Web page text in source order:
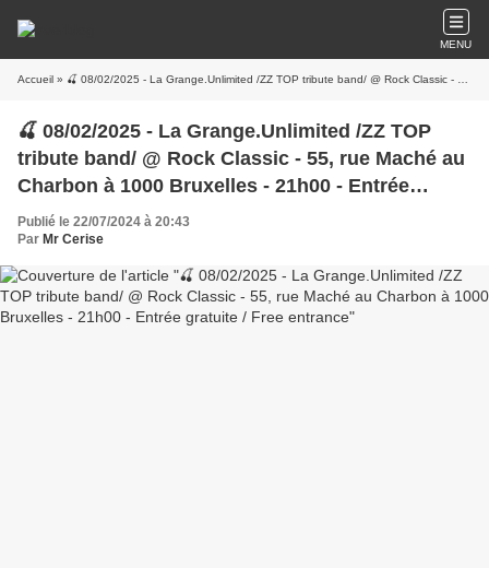
MENU
Accueil » 🍒 08/02/2025 - La Grange.Unlimited /ZZ TOP tribute band/ @ Rock Classic - 55, rue Maché au Charbon à 1000 Bruxelles - 21h00 - Entrée gratuite / Free entrance
🍒 08/02/2025 - La Grange.Unlimited /ZZ TOP
tribute band/ @ Rock Classic - 55, rue Maché au
Charbon à 1000 Bruxelles - 21h00 - Entrée
gratuite / Free entrance
Publié le 22/07/2024 à 20:43
Par Mr Cerise